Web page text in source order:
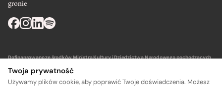
gronie
Dofinansowano ze środków Ministra Kultury i Dziedzictwa Narodowego pochodzących
Twoja prywatność
Używamy plików cookie, aby poprawić Twoje doświadczenia. Możesz